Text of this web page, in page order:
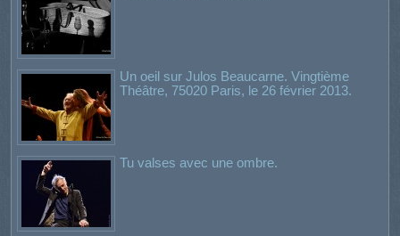
Un oeil sur Julos Beaucarne. Vingtième
Théâtre, 75020 Paris, le 26 février 2013.
Tu valses avec une ombre.